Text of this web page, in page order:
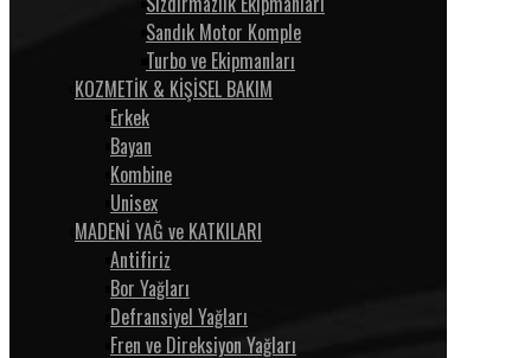
Sandık Motor Komple
Turbo ve Ekipmanları
KOZMETİK & KİŞİSEL BAKIM
Erkek
Bayan
Kombine
Unisex
MADENİ YAĞ ve KATKILARI
Antifiriz
Bor Yağları
Defransiyel Yağları
Fren ve Direksiyon Yağları